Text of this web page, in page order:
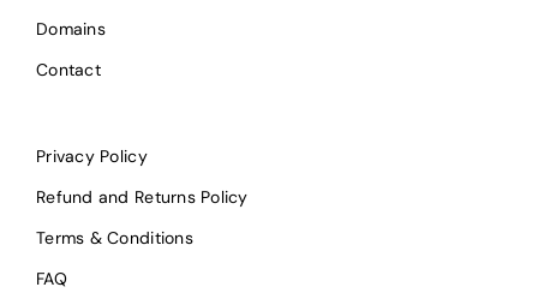
Domains
Contact
Privacy Policy
Refund and Returns Policy
Terms & Conditions
FAQ